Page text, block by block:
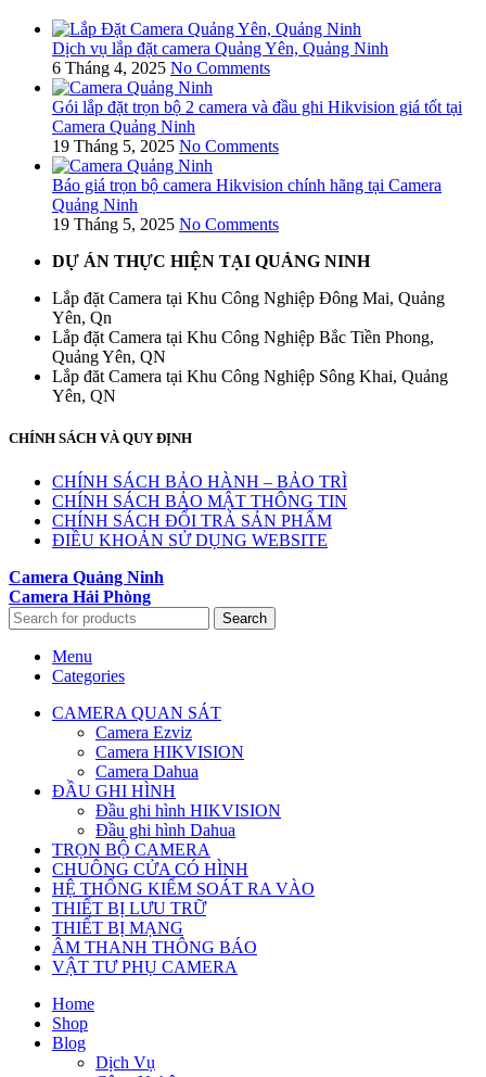
Dịch vụ lắp đặt camera Quảng Yên, Quảng Ninh
6 Tháng 4, 2025 No Comments
Gói lắp đặt trọn bộ 2 camera và đầu ghi Hikvision giá tốt tại
Camera Quảng Ninh
19 Tháng 5, 2025 No Comments
Báo giá trọn bộ camera Hikvision chính hãng tại Camera
Quảng Ninh
19 Tháng 5, 2025 No Comments
DỰ ÁN THỰC HIỆN TẠI QUẢNG NINH
Lắp đặt Camera tại Khu Công Nghiệp Đông Mai, Quảng
Yên, Qn
Lắp đặt Camera tại Khu Công Nghiệp Bắc Tiền Phong,
Quảng Yên, QN
Lắp đăt Camera tại Khu Công Nghiệp Sông Khai, Quảng
Yên, QN
CHÍNH SÁCH VÀ QUY ĐỊNH
CHÍNH SÁCH BẢO HÀNH – BẢO TRÌ
CHÍNH SÁCH BẢO MẬT THÔNG TIN
CHÍNH SÁCH ĐỔI TRẢ SẢN PHẨM
ĐIỀU KHOẢN SỬ DỤNG WEBSITE
Camera Quảng Ninh
Camera Hải Phòng
Search
Menu
Categories
CAMERA QUAN SÁT
Camera Ezviz
Camera HIKVISION
Camera Dahua
ĐẦU GHI HÌNH
Đầu ghi hình HIKVISION
Đầu ghi hình Dahua
TRỌN BỘ CAMERA
CHUÔNG CỬA CÓ HÌNH
HỆ THỐNG KIỂM SOÁT RA VÀO
THIẾT BỊ LƯU TRỮ
THIẾT BỊ MẠNG
ÂM THANH THÔNG BÁO
VẬT TƯ PHỤ CAMERA
Home
Shop
Blog
Dịch Vụ